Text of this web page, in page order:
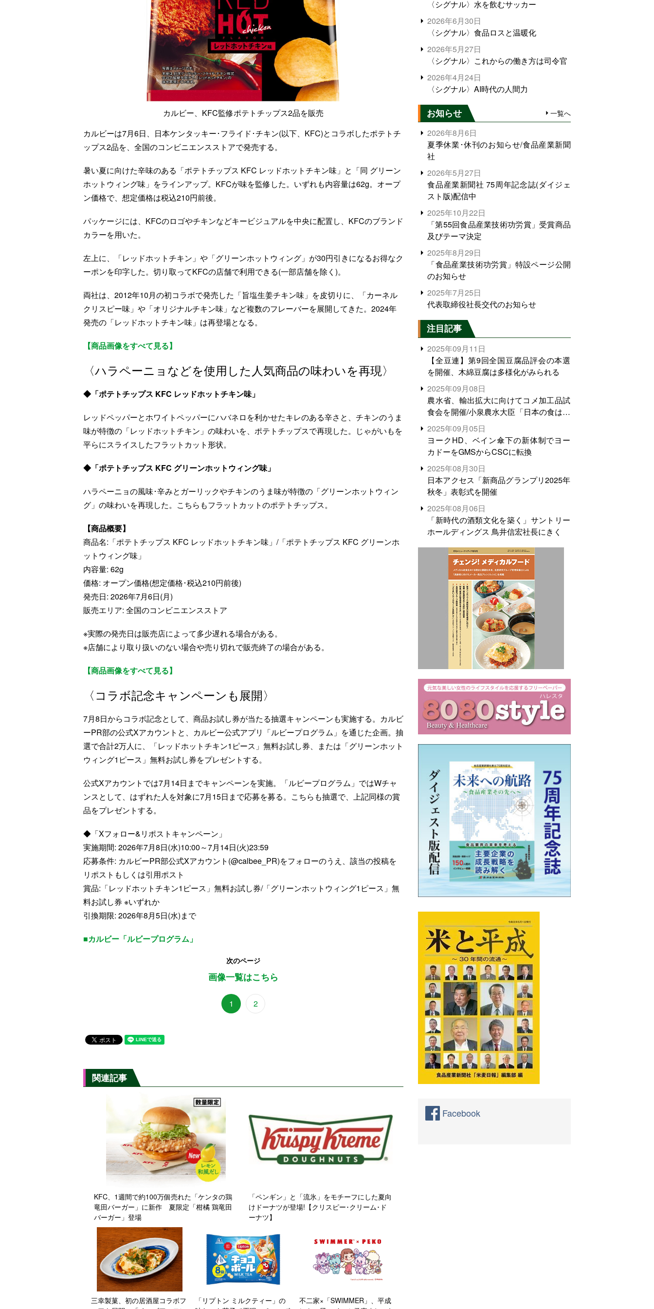
カルビー、KFC監修ポテトチップス2品を販売
カルビーは7月6日、日本ケンタッキー･フライド･チキン(以下、KFC)とコラボしたポテトチ
ップス2品を、全国のコンビニエンスストアで発売する。
暑い夏に向けた辛味のある「ポテトチップス KFC レッドホットチキン味」と「同 グリーン
ホットウィング味」をラインアップ。KFCが味を監修した。いずれも内容量は62g。オープ
ン価格で、想定価格は税込210円前後。
パッケージには、KFCのロゴやチキンなどキービジュアルを中央に配置し、KFCのブランド
カラーを用いた。
左上に、「レッドホットチキン」や「グリーンホットウィング」が30円引きになるお得なク
ーポンを印字した。切り取ってKFCの店舗で利用できる(一部店舗を除く)。
両社は、2012年10月の初コラボで発売した「旨塩生姜チキン味」を皮切りに、「カーネル
クリスピー味」や「オリジナルチキン味」など複数のフレーバーを展開してきた。2024年
発売の「レッドホットチキン味」は再登場となる。
【商品画像をすべて見る】
〈ハラペーニョなどを使用した人気商品の味わいを再現〉
◆「ポテトチップス KFC レッドホットチキン味」
レッドペッパーとホワイトペッパーにハバネロを利かせたキレのある辛さと、チキンのうま
味が特徴の「レッドホットチキン」の味わいを、ポテトチップスで再現した。じゃがいもを
平らにスライスしたフラットカット形状。
◆「ポテトチップス KFC グリーンホットウィング味」
ハラペーニョの風味･辛みとガーリックやチキンのうま味が特徴の「グリーンホットウィン
グ」の味わいを再現した。こちらもフラットカットのポテトチップス。
【商品概要】
商品名:「ポテトチップス KFC レッドホットチキン味」/「ポテトチップス KFC グリーンホ
ットウィング味」
内容量: 62g
価格: オープン価格(想定価格･税込210円前後)
発売日: 2026年7月6日(月)
販売エリア: 全国のコンビニエンスストア
※実際の発売日は販売店によって多少遅れる場合がある。
※店舗により取り扱いのない場合や売り切れで販売終了の場合がある。
【商品画像をすべて見る】
〈コラボ記念キャンペーンも展開〉
7月8日からコラボ記念として、商品お試し券が当たる抽選キャンペーンも実施する。カルビ
ーPR部の公式Xアカウントと、カルビー公式アプリ「ルビープログラム」を通じた企画。抽
選で合計2万人に、「レッドホットチキン1ピース」無料お試し券、または「グリーンホット
ウィング1ピース」無料お試し券をプレゼントする。
公式Xアカウントでは7月14日までキャンペーンを実施。「ルビープログラム」ではWチャ
ンスとして、はずれた人を対象に7月15日まで応募を募る。こちらも抽選で、上記同様の賞
品をプレゼントする。
◆「Xフォロー&リポストキャンペーン」
実施期間: 2026年7月8日(水)10:00～7月14日(火)23:59
応募条件: カルビーPR部公式Xアカウント(@calbee_PR)をフォローのうえ、該当の投稿を
リポストもしくは引用ポスト
賞品:「レッドホットチキン1ピース」無料お試し券/「グリーンホットウィング1ピース」無
料お試し券 ※いずれか
引換期限: 2026年8月5日(水)まで
■カルビー「ルビープログラム」
次のページ
画像一覧はこちら
1 2
関連記事
KFC、1週間で約100万個売れた「ケンタの鶏
竜田バーガー」に新作 夏限定「柑橘 鶏竜田
バーガー」登場
「ペンギン」と「流氷」をモチーフにした夏向
けドーナツが登場!【クリスピー･クリーム･ド
ーナツ】
三幸製菓、初の居酒屋コラボフ
「リプトン ミルクティー」の
不二家×「SWIMMER」、平成
〈シグナル〉水を飲むサッカー
2026年6月30日
〈シグナル〉食品ロスと温暖化
2026年5月27日
〈シグナル〉これからの働き方は司令官
2026年4月24日
〈シグナル〉AI時代の人間力
お知らせ 一覧へ
2026年8月6日
夏季休業･休刊のお知らせ/食品産業新聞
社
2026年5月27日
食品産業新聞社 75周年記念誌(ダイジェ
スト版)配信中
2025年10月22日
「第55回食品産業技術功労賞」受賞商品
及びテーマ決定
2025年8月29日
「食品産業技術功労賞」特設ページ公開
のお知らせ
2025年7月25日
代表取締役社長交代のお知らせ
注目記事
2025年09月11日
【全豆連】第9回全国豆腐品評会の本選
を開催、木綿豆腐は多様化がみられる
2025年09月08日
農水省、輸出拡大に向けてコメ加工品試
食会を開催/小泉農水大臣「日本の食は世
界でトップをとれる。米増産に向けて、
米輸出需要の拡大を」
2025年09月05日
ヨークHD、ベイン傘下の新体制でヨー
カドーをGMSからCSCに転換
2025年08月30日
日本アクセス「新商品グランプリ2025年
秋冬」表彰式を開催
2025年08月06日
「新時代の酒類文化を築く」サントリー
ホールディングス 鳥井信宏社長にきく
Facebook